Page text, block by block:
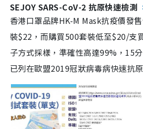
SEJOY SARS-CoV-2 抗原快速檢測
香港口罩品牌HK-M Mask抗疫價發
裝$22，而購買500套裝低至$20/支
子方式採樣，準確性高達99%，15
已列在歐盟2019冠狀病毒病快速抗